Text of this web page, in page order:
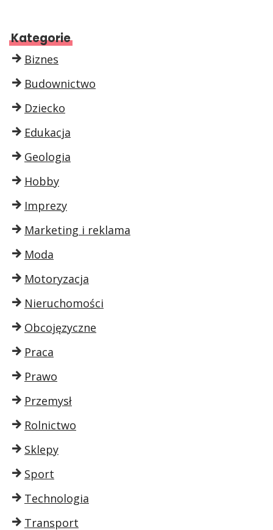
Kategorie
Biznes
Budownictwo
Dziecko
Edukacja
Geologia
Hobby
Imprezy
Marketing i reklama
Moda
Motoryzacja
Nieruchomości
Obcojęzyczne
Praca
Prawo
Przemysł
Rolnictwo
Sklepy
Sport
Technologia
Transport